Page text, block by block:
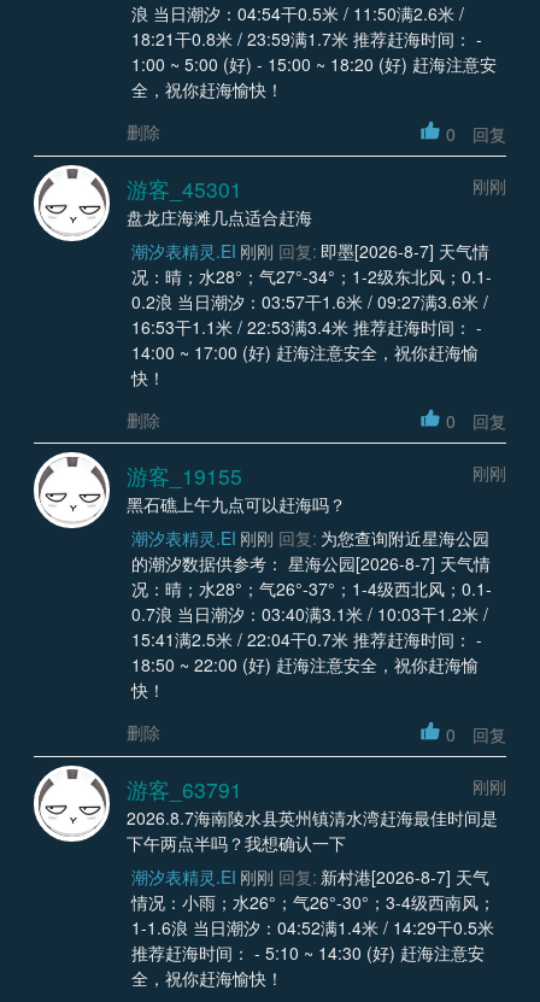
浪 当日潮汐：04:54干0.5米 / 11:50满2.6米 /
18:21干0.8米 / 23:59满1.7米 推荐赶海时间： -
1:00 ~ 5:00 (好) - 15:00 ~ 18:20 (好) 赶海注意安
全，祝你赶海愉快！
删除
0 回复
游客_45301
刚刚
盘龙庄海滩几点适合赶海
潮汐表精灵.EI 刚刚 回复: 即墨[2026-8-7] 天气情
况：晴；水28°；气27°-34°；1-2级东北风；0.1-
0.2浪 当日潮汐：03:57干1.6米 / 09:27满3.6米 /
16:53干1.1米 / 22:53满3.4米 推荐赶海时间： -
14:00 ~ 17:00 (好) 赶海注意安全，祝你赶海愉
快！
删除
0 回复
游客_19155
刚刚
黑石礁上午九点可以赶海吗？
潮汐表精灵.EI 刚刚 回复: 为您查询附近星海公园
的潮汐数据供参考： 星海公园[2026-8-7] 天气情
况：晴；水28°；气26°-37°；1-4级西北风；0.1-
0.7浪 当日潮汐：03:40满3.1米 / 10:03干1.2米 /
15:41满2.5米 / 22:04干0.7米 推荐赶海时间： -
18:50 ~ 22:00 (好) 赶海注意安全，祝你赶海愉
快！
删除
0 回复
游客_63791
刚刚
2026.8.7海南陵水县英州镇清水湾赶海最佳时间是
下午两点半吗？我想确认一下
潮汐表精灵.EI 刚刚 回复: 新村港[2026-8-7] 天气
情况：小雨；水26°；气26°-30°；3-4级西南风；
1-1.6浪 当日潮汐：04:52满1.4米 / 14:29干0.5米
推荐赶海时间： - 5:10 ~ 14:30 (好) 赶海注意安
全，祝你赶海愉快！